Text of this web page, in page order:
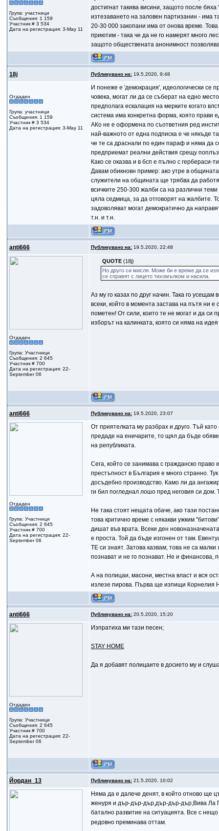
Група: участници
Съобщения: 1 159
Участник # 3 534
Дата на регистрация: 3-May 11
достигнат такива висини, защото после
изтезаването на заловен партизанин - има
20-30 000 закопани има от онова време.
приютим - така че да не го намерят много
защото обществената анонимност
18j Публикувано на:19.5.2020, 9:48
Отдаден
Група: участници
Съобщения: 1 159
Участник # 3 534
Дата на регистрация: 3-May 11
И понеже е 'демокрация', идеологически се
човека, могат ли да се съберат на едно
предполага ескалация на мерките когато
система има конкретна форма, която прави
АКо не е оформена по съответния ред
най-важното от една подписка е че някъде
че те са драснали по един параф и няма да
предприемат реални действия срещу
Како се оказва и в бсп е пълно с гербераси-
Давам обикновн пример: ако утре в
служители на общината ще трябва да
всичките 250-300 жалби са на различни
цяла седмица, за да отговорят на жалбите.
задоволяват могат демократично да
т.н. и т.н.
anti666 Публикувано на:19.5.2020, 22:48
Отдаден
Група: Участници
Съобщения: 2 645
Участник # 700
Дата на регистрация: 22-
September 06
QUOTE (18j)
Но друго си мисля. Може би е време да се
се справят с лицето тихомълком и насила.
Aз му го казах по друг начин. Така го
всеки, който в момента застава на пътя ни
пометен! От сили, които те не могат и да си
изборът на калинката, която си няма на
anti666 Публикувано на:19.5.2020, 23:07
Отдаден
Група: Участници
Съобщения: 2 645
Участник # 700
Дата на регистрация: 22-
September 06
От приятелката му разбрах и друго. Тъй
предаде на еничарите, то щял да бъде
на републиката.
Сега, който се занимава с гражданско
престъпност в България е много странно.
досъдебно производство. Камо ли да
ги бил погледнал лошо пред неговия си дом.
Не така стоят нещата обаче, ако тази
това критично време с някакви ужким
дишат във врата. Всеки ден
е проста. Той да бъде изгонен от там.
ТЕ си знаят. Затова казвам, това не са
познават и не го познават. Не и финансова,
А на полицаи, масони, местна власт и вся
излезе пирова. Първа ще изпищи Корнелия
anti666 Публикувано на:20.5.2020, 15:20
Отдаден
Група: Участници
Съобщения: 2 645
Участник # 700
Дата на регистрация: 22-
September 06
Изпратиха ми тази песен;
STAY HOME
Да я добавят полицаите в досието му и
Йордан_13 Публикувано на:21.5.2020, 10:02
Няма да е далече денят, в който отново ще
женуря и дър-дър-дър,дър-дър-дър,Вива Ла
батално развитие на ситуацията. Все с
редовно преминава оттам.